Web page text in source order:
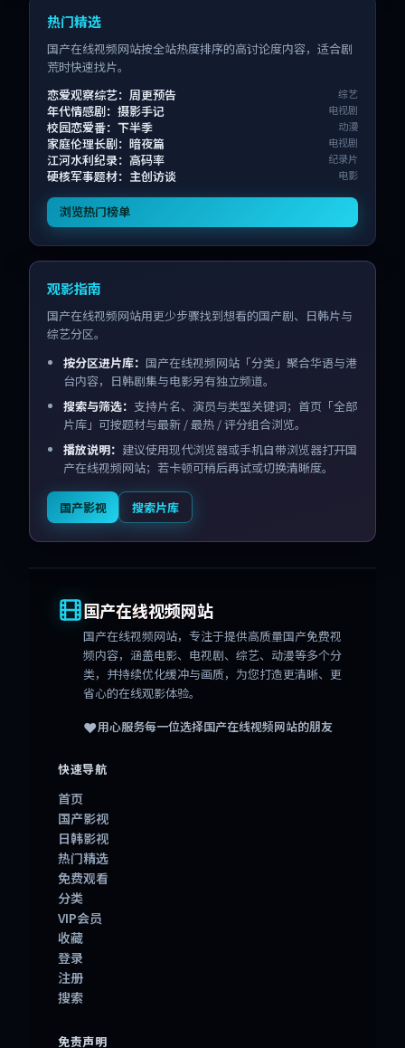
热门精选
国产在线视频网站按全站热度排序的高讨论度内容，适合剧
荒时快速找片。
恋爱观察综艺：周更预告
综艺
年代情感剧：摄影手记 电视剧
校园恋爱番：下半季 动漫
家庭伦理长剧：暗夜篇 电视剧
江河水利纪录：高码率 纪录片
硬核军事题材：主创访谈 电影
浏览热门榜单
观影指南
国产在线视频网站用更少步骤找到想看的国产剧、日韩片与
综艺分区。
按分区进片库： 国产在线视频网站「分类」聚合华语与港
台内容，日韩剧集与电影另有独立频道。
搜索与筛选： 支持片名、演员与类型关键词；首页「全部
片库」可按题材与最新 / 最热 / 评分组合浏览。
播放说明： 建议使用现代浏览器或手机自带浏览器打开国
产在线视频网站；若卡顿可稍后再试或切换清晰度。
国产影视 搜索片库
国产在线视频网站
国产在线视频网站，专注于提供高质量国产免费视
频内容，涵盖电影、电视剧、综艺、动漫等多个分
类，并持续优化缓冲与画质，为您打造更清晰、更
省心的在线观影体验。
❤️用心服务每一位选择国产在线视频网站的朋友
快速导航
首页
国产影视
日韩影视
热门精选
免费观看
分类
VIP会员
收藏
登录
注册
搜索
免责声明